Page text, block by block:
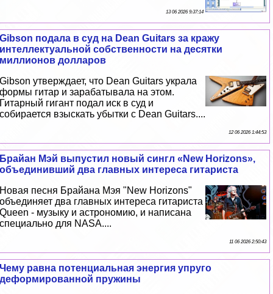
13 06 2026 9:37:14
Gibson подала в суд на Dean Guitars за кражу
интеллектуальной собственности на десятки
миллионов долларов
Gibson утверждает, что Dean Guitars украла
формы гитар и заpaбатывала на этом.
Гитарный гигант подал иск в суд и
собирается взыскать убытки с Dean Guitars....
12 06 2026 1:44:53
Брайан Мэй выпустил новый сингл «New Horizons»,
объединивший два главных интереса гитариста
Новая песня Брайана Мэя "New Horizons"
объединяет два главных интереса гитариста
Queen - музыку и астрономию, и написана
специально для NASA....
11 06 2026 2:50:43
Чему равна потенциальная энергия упруго
деформированной пружины